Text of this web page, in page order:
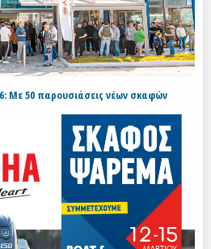
Με 50 παρουσιάσεις νέων σκαφών